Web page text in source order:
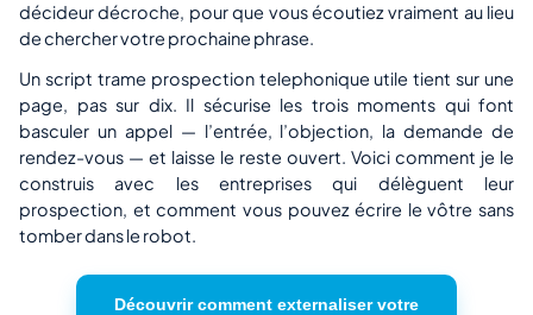
décideur décroche, pour que vous écoutiez vraiment au lieu
de chercher votre prochaine phrase.
Un script trame prospection telephonique utile tient sur une
page, pas sur dix. Il sécurise les trois moments qui font
basculer un appel — l’entrée, l’objection, la demande de
rendez-vous — et laisse le reste ouvert. Voici comment je le
construis avec les entreprises qui délèguent leur
prospection, et comment vous pouvez écrire le vôtre sans
tomber dans le robot.
Découvrir comment externaliser votre